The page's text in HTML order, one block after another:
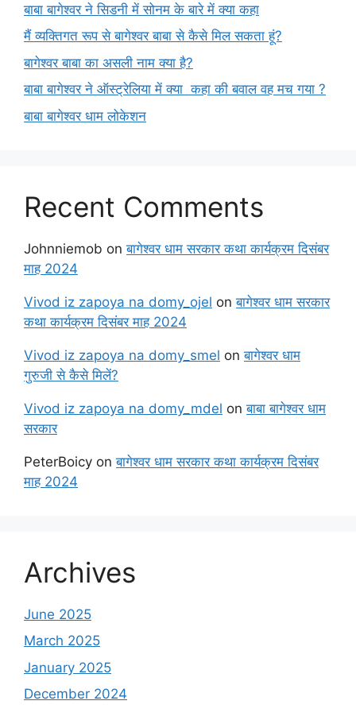
बाबा बागेश्वर ने सिडनी में सोनम के बारे में क्या कहा
मैं व्यक्तिगत रूप से बागेश्वर बाबा से कैसे मिल सकता हूं?
बागेश्वर बाबा का असली नाम क्या है?
बाबा बागेश्वर ने ऑस्ट्रेलिया में क्या कहा की बवाल वह मच गया ?
बाबा बागेश्वर धाम लोकेशन
Recent Comments
Johnniemob onबागेश्वर धाम सरकार कथा कार्यक्रम दिसंबर
माह 2024
Vivod iz zapoya na domy_ojel onबागेश्वर धाम सरकार
कथा कार्यक्रम दिसंबर माह 2024
Vivod iz zapoya na domy_smel onबागेश्वर धाम
गुरुजी से कैसे मिलें?
Vivod iz zapoya na domy_mdel onबाबा बागेश्वर धाम
सरकार
PeterBoicy onबागेश्वर धाम सरकार कथा कार्यक्रम दिसंबर
माह 2024
Archives
June 2025
March 2025
January 2025
December 2024